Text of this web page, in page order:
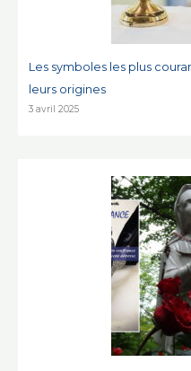
Les symboles les plus
leurs origines
3 avril 2025